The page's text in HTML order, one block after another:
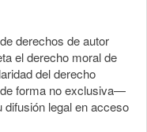
derechos de autor
el derecho moral de
del derecho
forma no exclusiva—
difusión legal en acceso